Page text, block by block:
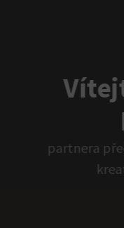
partnera